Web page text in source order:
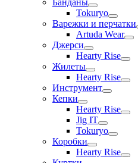
Банданы
Tokuryo
Варежки и перчатки
Artuda Wear
Джерси
Hearty Rise
Жилеты
Hearty Rise
Инструмент
Кепки
Hearty Rise
Jig IT
Tokuryo
Коробки
Hearty Rise